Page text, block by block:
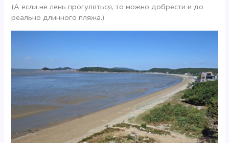
(А если не лень прогуляться, то можно добрести и до
реально длинного пляжа.)